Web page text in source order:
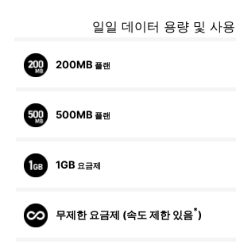
일일 데이터 용량 및 사
200MB 플랜
500MB 플랜
1GB 요금제
무제한 요금제 (속도 제한 있음*)